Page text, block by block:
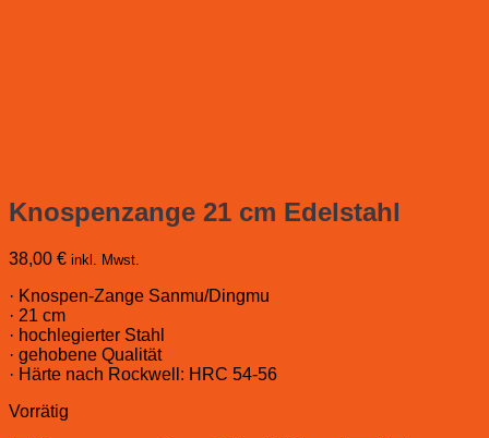
Knospenzange 21 cm Edelstahl
38,00 € inkl. Mwst.
· Knospen-Zange Sanmu/Dingmu
· 21 cm
· hochlegierter Stahl
· gehobene Qualität
· Härte nach Rockwell: HRC 54-56
Vorrätig